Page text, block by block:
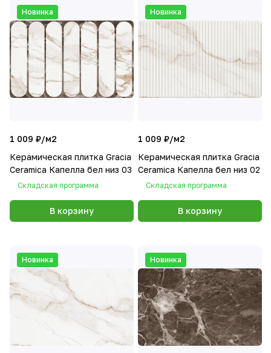
Новинка
1 009 ₽/м2
Керамическая плитка Gracia
Ceramica Капелла бел низ 03
Складская программа
В корзину
Новинка
1 009 ₽/м2
Керамическая плитка Gracia
Ceramica Капелла бел низ 02
Складская программа
В корзину
Новинка Новинка